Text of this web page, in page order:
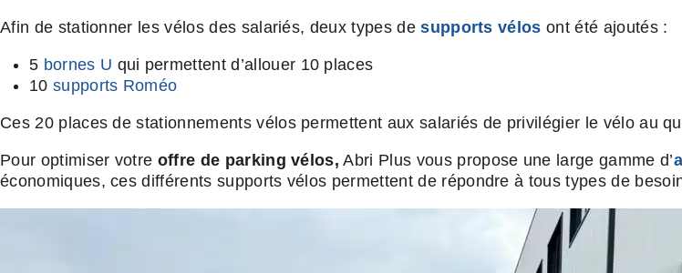
Afin de stationner les vélos des salariés, deux types desupports vélos ont été ajoutés :
5 bornes U qui permettent d’allouer 10 places
10 supports Roméo
Ces 20 places de stationnements vélos permettent aux salariés de privilégier le vélo au
Pour optimiser votre offre de parking vélos, Abri Plus vous propose une large gamme d’
économiques, ces différents supports vélos permettent de répondre à tous types de